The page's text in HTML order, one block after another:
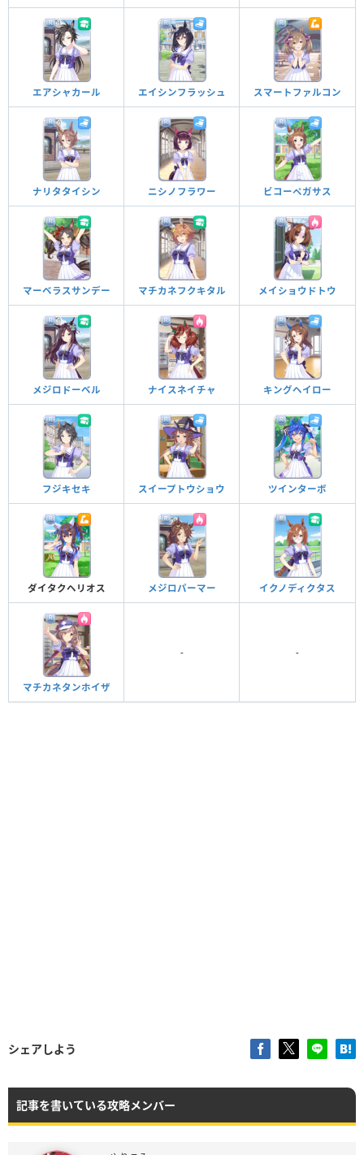
エアシャカール エイシンフラッシュ スマートファルコン
ナリタタイシン ニシノフラワー ビコーペガサス
マーベラスサンデー マチカネフクキタル メイショウドトウ
メジロドーベル ナイスネイチャ キングヘイロー
フジキセキ スイープトウショウ ツインターボ
ダイタクヘリオス メジロパーマー イクノディクタス
マチカネタンホイザ
- -
シェアしよう
記事を書いている攻略メンバー